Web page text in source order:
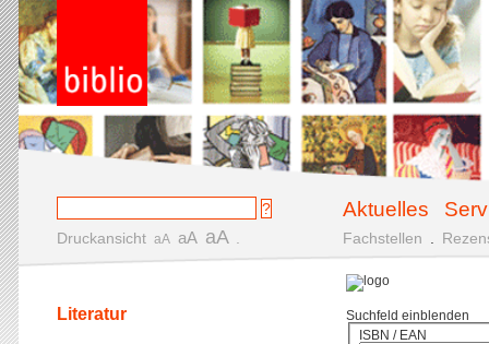
Aktuelles
Druckansicht aA aA aA Fachstellen
Suchfeld einblenden
ISBN / EAN
Literatur